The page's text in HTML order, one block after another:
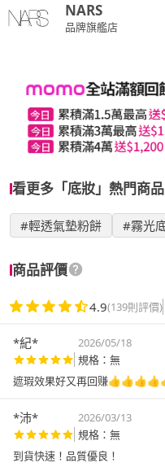
NARS
品牌旗艦店
看更多「底妝」熱門商品
#輕透氣墊粉餅 #霧光
商品評價
4.9(139則評價)
*紀* 2026/05/18
規格：無
遮瑕效果好又再回赚
*沛* 2026/03/13
規格：無
到貨快速！品質優良！